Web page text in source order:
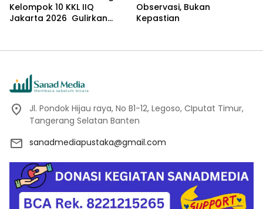
Kelompok 10 KKL IIQ
Jakarta 2026 Gulirkan
Observasi, Bukan
Kepastian
Jl. Pondok Hijau raya, No B1-12, Legoso, CIputat Timur,
Tangerang Selatan Banten
sanadmediapustaka@gmail.com